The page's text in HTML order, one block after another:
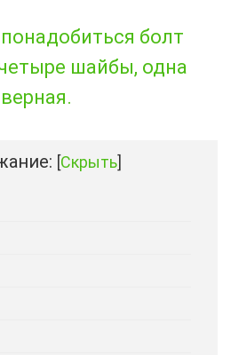
болт
шайбы, одна
[Скрыть]